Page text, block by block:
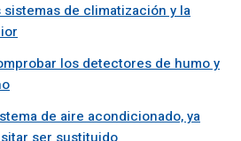
de climatización y la
los detectores de humo y
de aire acondicionado, ya